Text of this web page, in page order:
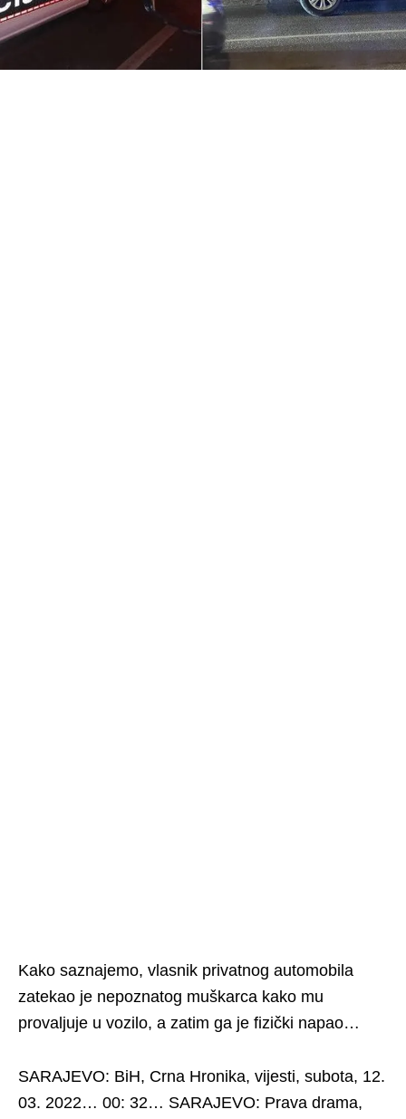
Kako saznajemo, vlasnik privatnog automobila
zatekao je nepoznatog muškarca kako mu
provaljuje u vozilo, a zatim ga je fizički napao…
SARAJEVO: BiH, Crna Hronika, vijesti, subota, 12.
03. 2022… 00: 32… SARAJEVO: Prava drama,